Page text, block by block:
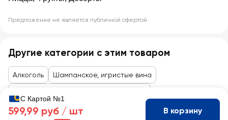
Предложение не является публичной офертой
Другие категории с этим товаром
Алкоголь Шампанское, игристые вина
С Картой №1
599,99 руб / шт В корзину